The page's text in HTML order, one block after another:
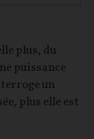
plus, du
puissance
un
plus elle est